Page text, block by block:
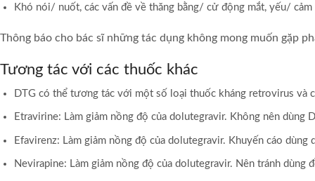
Khó nói/ nuốt, các vấn đề về thăng bằng/ cử động mắt, yếu/
Thông báo cho bác sĩ những tác dụng không mong muốn gặp
Tương tác với các thuốc khác
DTG có thể tương tác với một số loại thuốc kháng retrovirus và
Etravirine: Làm giảm nồng độ của dolutegravir. Không nên
Efavirenz: Làm giảm nồng độ của dolutegravir. Khuyến cáo
Nevirapine: Làm giảm nồng độ của dolutegravir. Nên tránh dùng